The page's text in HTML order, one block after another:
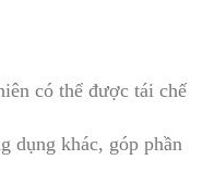
có thể được tái chế
dụng khác, góp phần